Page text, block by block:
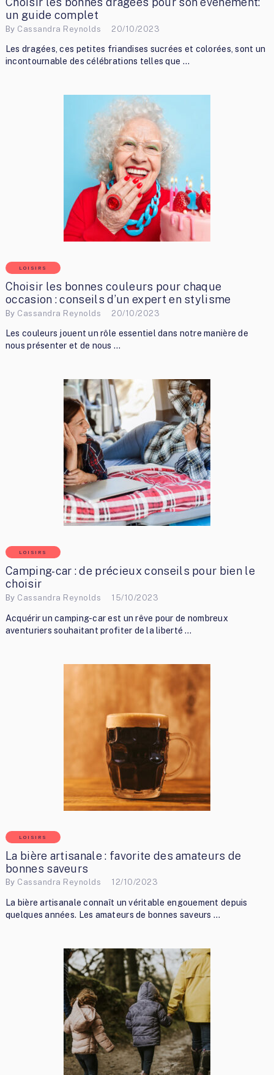
un guide complet
By Cassandra Reynolds 20/10/2023
Les dragées, ces petites friandises sucrées et colorées, sont un
incontournable des célébrations telles que …
LOISIRS
Choisir les bonnes couleurs pour chaque
occasion : conseils d’un expert en stylisme
By Cassandra Reynolds 20/10/2023
Les couleurs jouent un rôle essentiel dans notre manière de
nous présenter et de nous …
LOISIRS
Camping-car : de précieux conseils pour bien le
choisir
By Cassandra Reynolds 15/10/2023
Acquérir un camping-car est un rêve pour de nombreux
aventuriers souhaitant profiter de la liberté …
LOISIRS
La bière artisanale : favorite des amateurs de
bonnes saveurs
By Cassandra Reynolds 12/10/2023
La bière artisanale connaît un véritable engouement depuis
quelques années. Les amateurs de bonnes saveurs …